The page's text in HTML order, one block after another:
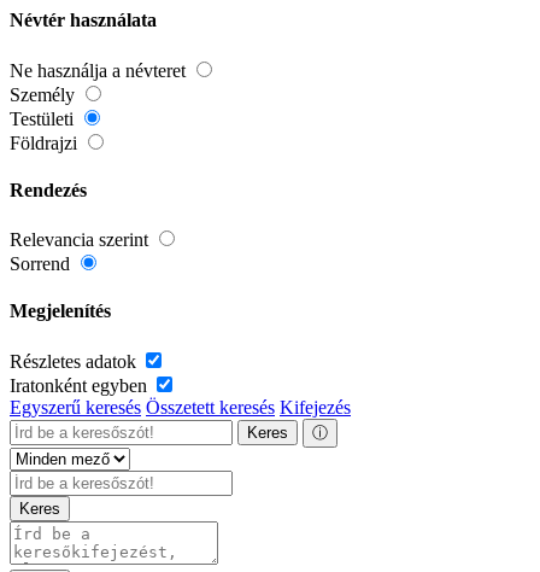
Névtér használata
Ne használja a névteret
Személy
Testületi
Földrajzi
Rendezés
Relevancia szerint
Sorrend
Megjelenítés
Részletes adatok
Iratonként egyben
Egyszerű keresés Összetett keresés Kifejezés
Keres ⓘ
Keres